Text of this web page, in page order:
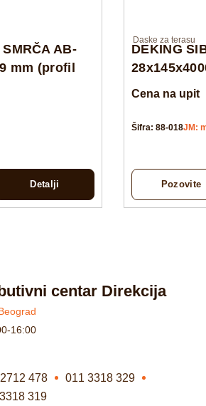
AB-
mm (profil
Detalji
Daske za terasu
DEKING
Cena na upit
Šifra: 88-018JM:
Pozovite
centar Direkcija
16:00
478
011 3318 329
319